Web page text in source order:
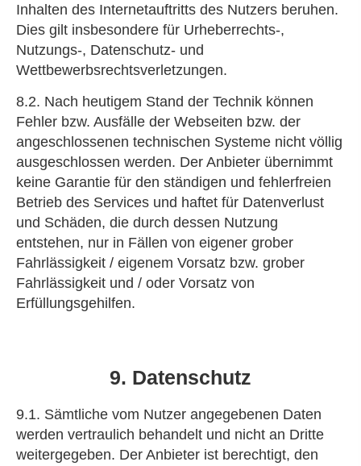
Inhalten des Internetauftritts des Nutzers beruhen.
Dies gilt insbesondere für Urheberrechts-,
Nutzungs-, Datenschutz- und
Wettbewerbsrechtsverletzungen.
8.2. Nach heutigem Stand der Technik können
Fehler bzw. Ausfälle der Webseiten bzw. der
angeschlossenen technischen Systeme nicht völlig
ausgeschlossen werden. Der Anbieter übernimmt
keine Garantie für den ständigen und fehlerfreien
Betrieb des Services und haftet für Datenverlust
und Schäden, die durch dessen Nutzung
entstehen, nur in Fällen von eigener grober
Fahrlässigkeit / eigenem Vorsatz bzw. grober
Fahrlässigkeit und / oder Vorsatz von
Erfüllungsgehilfen.
9. Datenschutz
9.1. Sämtliche vom Nutzer angegebenen Daten
werden vertraulich behandelt und nicht an Dritte
weitergegeben. Der Anbieter ist berechtigt, den